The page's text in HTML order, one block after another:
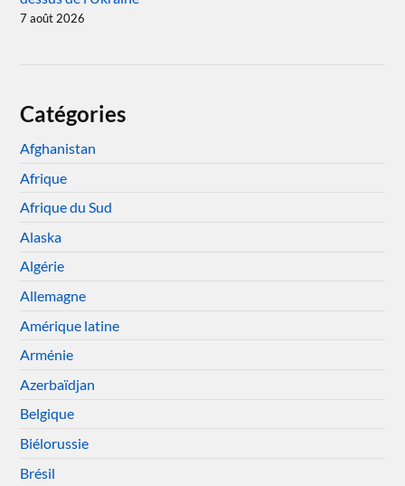
7 août 2026
Catégories
Afghanistan
Afrique
Afrique du Sud
Alaska
Algérie
Allemagne
Amérique latine
Arménie
Azerbaïdjan
Belgique
Biélorussie
Brésil